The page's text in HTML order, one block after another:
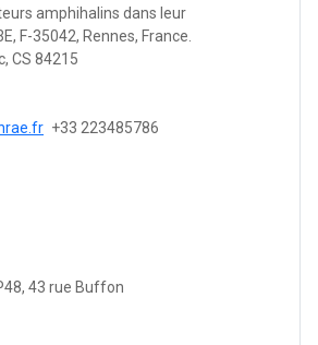
amphihalins dans leur
F-35042, Rennes, France.
CS 84215
+33 223485786
43 rue Buffon